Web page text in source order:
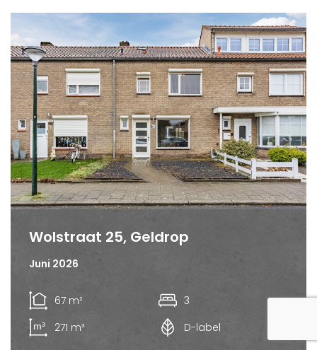
Wolstraat 25, Geldrop
Juni 2026
67 m²
3
271 m³
D-label